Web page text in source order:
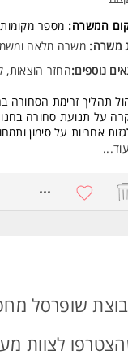
המשרה: מספר
משרה: משרה מלאה ו
נוספים:החזר הוצאות,
תהליך זרימת הסחורה
על תנועת סחורה
אחריות על סימון
- משוב,בדיקת
לנשים ולגברים כאחד.
עוד...
שופרסל
לצוות